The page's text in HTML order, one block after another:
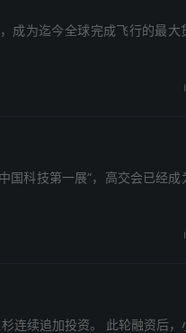
成为迄今全球完成飞行的最大
国科技第一展”，高交会已经成
连续追加投资。 此轮融资后，